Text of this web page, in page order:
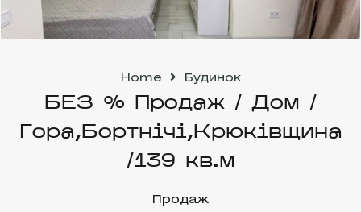
Home Будинок
БЕЗ % Продаж / Дом /
Гора,Бортнічі,Крюківщина
/139 кв.м
Продаж